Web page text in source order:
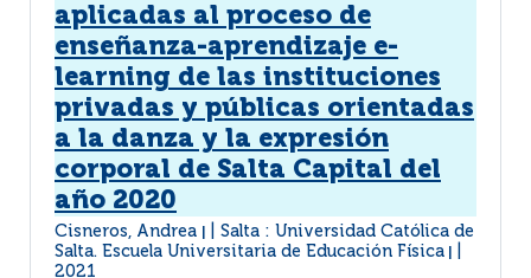
aplicadas al proceso de
enseñanza-aprendizaje e-
learning de las instituciones
privadas y públicas orientadas
a la danza y la expresión
corporal de Salta Capital del
año 2020
Cisneros, Andrea
Salta : Universidad Católica de
Salta. Escuela Universitaria de Educación Física
2021